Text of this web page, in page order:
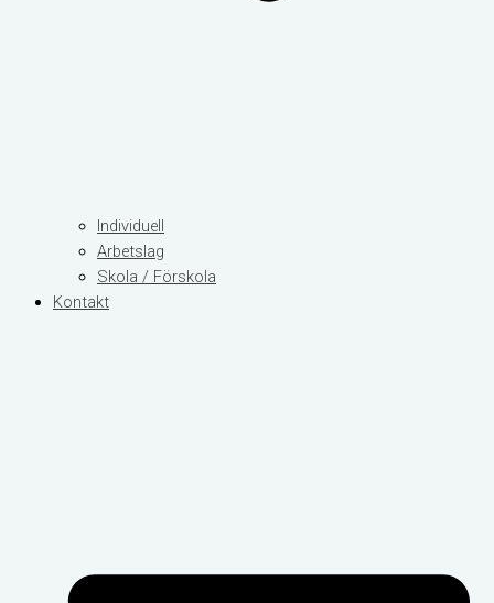
Individuell
Arbetslag
Skola / Förskola
Kontakt